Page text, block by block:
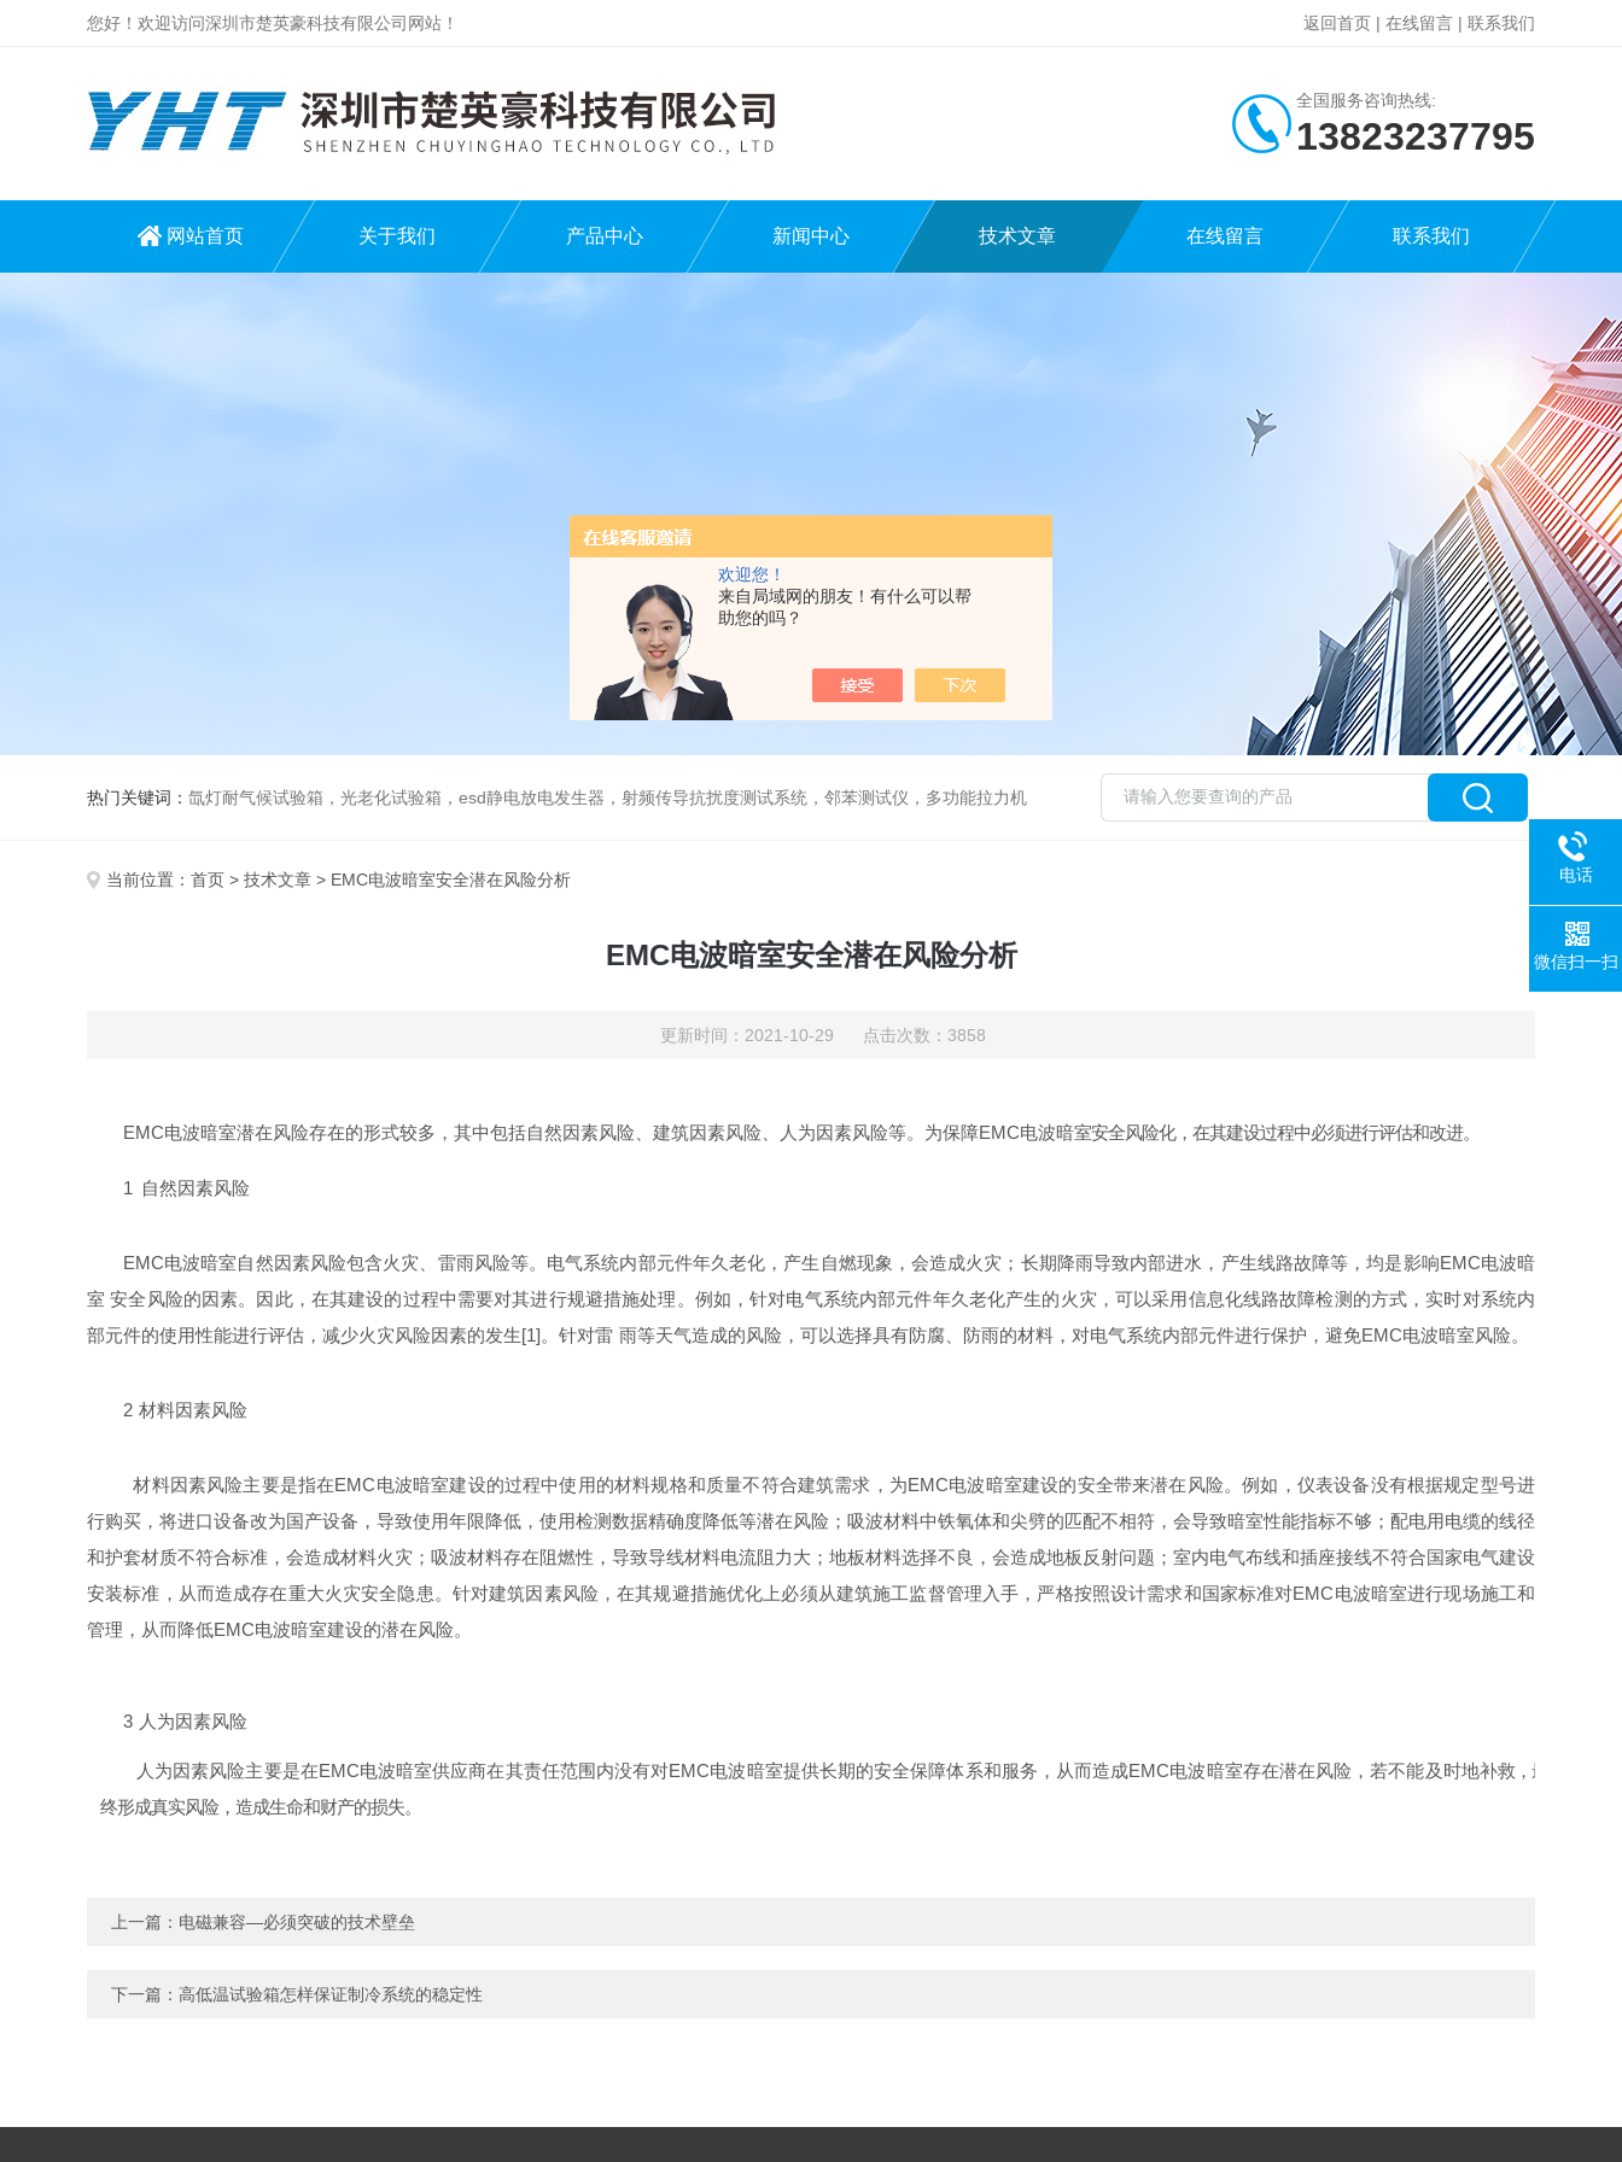
欢迎您！
来自局域网的朋友！有什么可以帮
助您的吗？
您好！欢迎访问深圳市楚英豪科技有限公司网站！ 返回首页 | 在线留言 | 联系我们
全国服务咨询热线:
13823237795
网站首页 关于我们 产品中心 新闻中心 技术文章 在线留言 联系我们
热门关键词： 氙灯耐气候试验箱，光老化试验箱，esd静电放电发生器，射频传导抗扰度测试系统，邻苯测试仪，多功能拉力机
当前位置： 首页 > 技术文章 > EMC电波暗室安全潜在风险分析
EMC电波暗室安全潜在风险分析
更新时间：2021-10-29 点击次数：3858
EMC电波暗室潜在风险存在的形式较多，其中包括自然因素风险、建筑因素风险、人为因素风险等。为保障EMC电波暗室安全风险化，在其建设过程中必须进行评估和改进。
1 自然因素风险
EMC电波暗室自然因素风险包含火灾、雷雨风险等。电气系统内部元件年久老化，产生自燃现象，会造成火灾；长期降雨导致内部进水，产生线路故障等，均是影响EMC电波暗
室 安全风险的因素。因此，在其建设的过程中需要对其进行规避措施处理。例如，针对电气系统内部元件年久老化产生的火灾，可以采用信息化线路故障检测的方式，实时对系统内
部元件的使用性能进行评估，减少火灾风险因素的发生[1]。针对雷 雨等天气造成的风险，可以选择具有防腐、防雨的材料，对电气系统内部元件进行保护，避免EMC电波暗室风险。
2 材料因素风险
材料因素风险主要是指在EMC电波暗室建设的过程中使用的材料规格和质量不符合建筑需求，为EMC电波暗室建设的安全带来潜在风险。例如，仪表设备没有根据规定型号进
行购买，将进口设备改为国产设备，导致使用年限降低，使用检测数据精确度降低等潜在风险；吸波材料中铁氧体和尖劈的匹配不相符，会导致暗室性能指标不够；配电用电缆的线径
和护套材质不符合标准，会造成材料火灾；吸波材料存在阻燃性，导致导线材料电流阻力大；地板材料选择不良，会造成地板反射问题；室内电气布线和插座接线不符合国家电气建设
安装标准，从而造成存在重大火灾安全隐患。针对建筑因素风险，在其规避措施优化上必须从建筑施工监督管理入手，严格按照设计需求和国家标准对EMC电波暗室进行现场施工和
管理，从而降低EMC电波暗室建设的潜在风险。
3 人为因素风险
人为因素风险主要是在EMC电波暗室供应商在其责任范围内没有对EMC电波暗室提供长期的安全保障体系和服务，从而造成EMC电波暗室存在潜在风险，若不能及时地补救，最
终形成真实风险，造成生命和财产的损失。
上一篇： 电磁兼容—必须突破的技术壁垒
下一篇： 高低温试验箱怎样保证制冷系统的稳定性
电话
微信扫一扫